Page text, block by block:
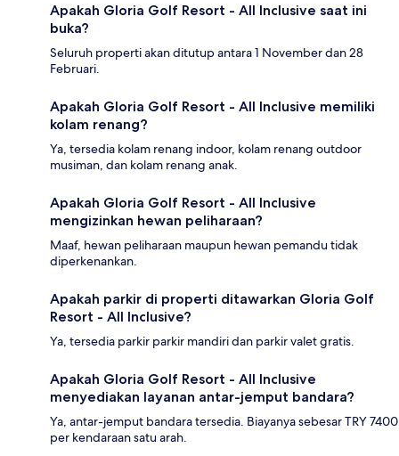
Apakah Gloria Golf Resort - All Inclusive saat ini
buka?
Seluruh properti akan ditutup antara 1 November dan 28
Februari.
Apakah Gloria Golf Resort - All Inclusive memiliki
kolam renang?
Ya, tersedia kolam renang indoor, kolam renang outdoor
musiman, dan kolam renang anak.
Apakah Gloria Golf Resort - All Inclusive
mengizinkan hewan peliharaan?
Maaf, hewan peliharaan maupun hewan pemandu tidak
diperkenankan.
Apakah parkir di properti ditawarkan Gloria Golf
Resort - All Inclusive?
Ya, tersedia parkir parkir mandiri dan parkir valet gratis.
Apakah Gloria Golf Resort - All Inclusive
menyediakan layanan antar-jemput bandara?
Ya, antar-jemput bandara tersedia. Biayanya sebesar TRY 7400
per kendaraan satu arah.